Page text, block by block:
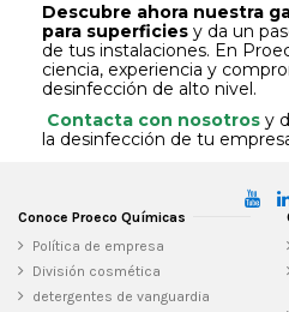
Descubre ahora nuestra
para superficies y da un
de tus instalaciones. En
ciencia, experiencia y
desinfección de alto nivel.
Contacta con nosotros y
la desinfección de tu
Conoce Proeco Químicas
Política de empresa
División cosmética
detergentes de vanguardia